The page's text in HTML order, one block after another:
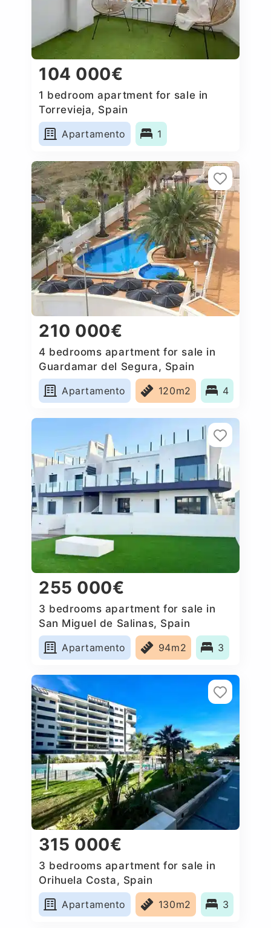
104 000€
1 bedroom apartment for sale in
Torrevieja, Spain
Apartamento
1
210 000€
4 bedrooms apartment for sale in
Guardamar del Segura, Spain
Apartamento
120m2 4
255 000€
3 bedrooms apartment for sale in
San Miguel de Salinas, Spain
Apartamento
94m2 3
315 000€
3 bedrooms apartment for sale in
Orihuela Costa, Spain
Apartamento
130m2 3